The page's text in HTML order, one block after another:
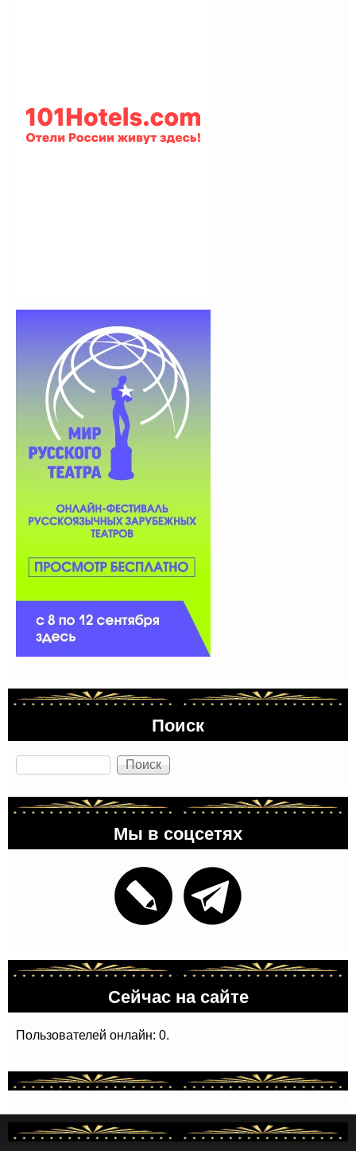
Поиск
Поиск
Мы в соцсетях
Сейчас на сайте
Пользователей онлайн: 0.